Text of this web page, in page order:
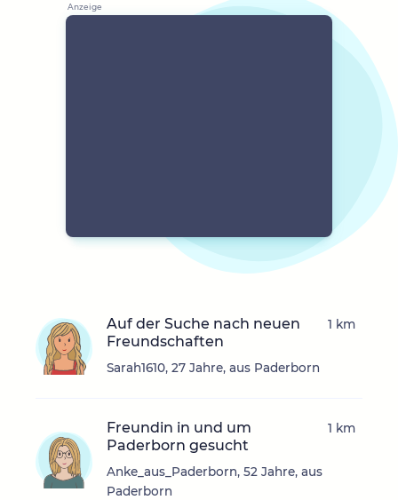
Auf der Suche nach neuen
Freundschaften
Sarah1610, 27 Jahre, aus Paderborn
1 km
Freundin in und um
Paderborn gesucht
Anke_aus_Paderborn, 52 Jahre, aus
Paderborn
1 km